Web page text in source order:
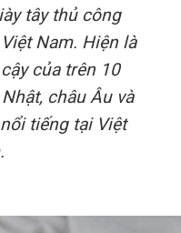
tây thủ công
Nam. Hiện là
của trên 10
châu Âu và
tiếng tại Việt